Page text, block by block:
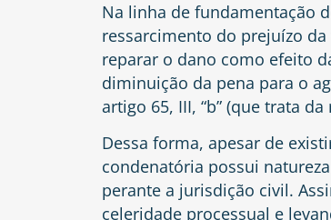
Na linha de fundamentação
ressarcimento do prejuízo
reparar o dano como efeito
diminuição da pena para o
artigo 65, III, “b” (que trata da
Dessa forma, apesar de
condenatória possui
perante a jurisdição civil.
celeridade processual e